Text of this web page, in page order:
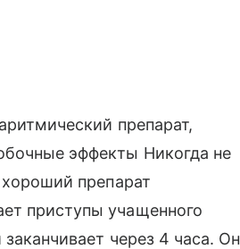
препарат,
эффекты Никогда не
препарат
приступы учащенного
через 4 часа. Он